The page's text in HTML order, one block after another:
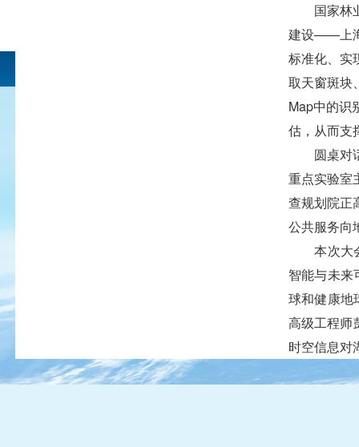
国家林
建设——上
标准化、实
取天窗斑块
Map中的识
估，从而支
圆桌对
重点实验室
查规划院正
公共服务向
本次大
智能与未来
球和健康地
高级工程师
时空信息对